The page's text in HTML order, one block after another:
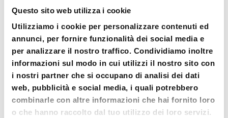
Questo sito web utilizza i cookie
Utilizziamo i cookie per personalizzare contenuti ed
annunci, per fornire funzionalità dei social media e
per analizzare il nostro traffico. Condividiamo inoltre
informazioni sul modo in cui utilizzi il nostro sito con
i nostri partner che si occupano di analisi dei dati
web, pubblicità e social media, i quali potrebbero
combinarle con altre informazioni che hai fornito loro
o che hanno raccolto dal tuo utilizzo dei loro servizi.
consapevolezze e scoperte. Sono occasioni
essere ascoltati ed esprimere il proprio
punto di vista accolti da un ambiente non
giudicante.